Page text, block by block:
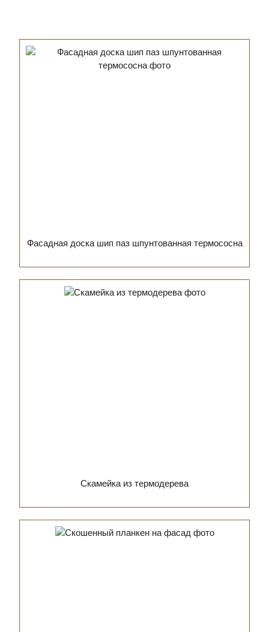
Фасадная доска шип паз шпунтованная термососна
Скамейка из термодерева